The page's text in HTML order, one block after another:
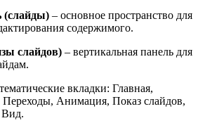
(слайды) – основное пространство для
содержимого.
слайдов) – вертикальная панель для
вкладки: Главная,
Переходы, Анимация, Показ слайдов,
Вид.